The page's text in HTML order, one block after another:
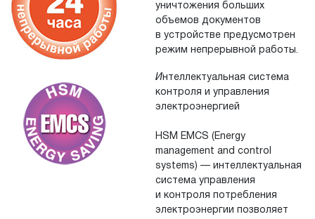
уничтожения больших
объемов документов
в устройстве предусмотрен
режим непрерывной работы.
Интеллектуальная система
контроля и управления
электроэнергией
HSM EMCS (Energy
management and control
systems) — интеллектуальная
система управления
и контроля потребления
электроэнергии позволяет